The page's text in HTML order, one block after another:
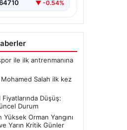
▼ -0.54%
ile ilk antrenmanına
Mohamed Salah ilk kez
Düşüş:
Durum
Orman Yangını
Yarın Kritik Günler